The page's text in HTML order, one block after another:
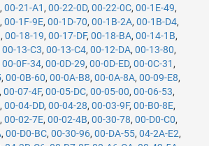
, 00-21-A1 , 00-22-0D, 00-22-0C, 00-1E-49,
, 00-1F-9E, 00-1D-70, 00-1B-2A, 00-1B-D4,
, 00-18-19, 00-17-DF, 00-18-BA, 00-14-1B,
00-13-C3, 00-13-C4, 00-12-DA, 00-13-80,
00-0F-34, 00-0D-29, 00-0D-ED, 00-0C-31 ,
, 00-0B-60, 00-0A-B8, 00-0A-8A, 00-09-E8,
, 00-07-4F, 00-05-DC, 00-05-00, 00-06-53,
, 00-04-DD, 00-04-28, 00-03-9F, 00-B0-8E,
, 00-02-7E, 00-02-4B, 00-30-78, 00-D0-C0,
, 00-D0-BC, 00-30-96, 00-DA-55, 04-2A-E2,